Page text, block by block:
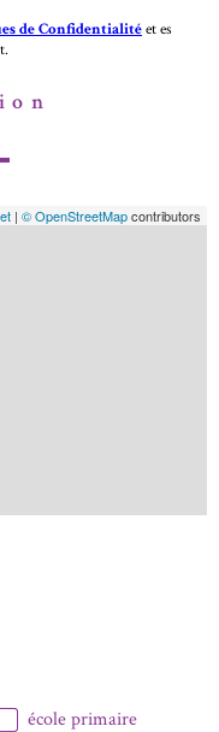
de Confidentialitéet es
| © OpenStreetMapcontributors
école primaire